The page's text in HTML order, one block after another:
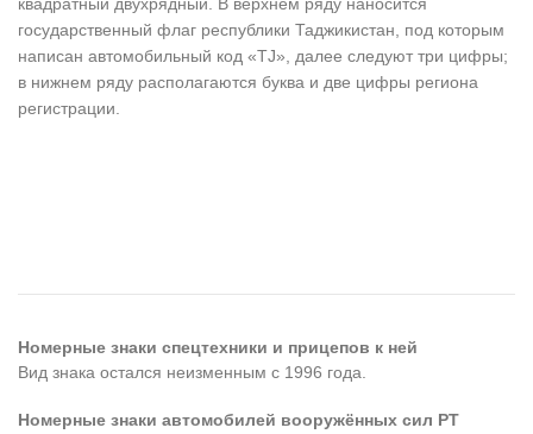
квадратный двухрядный. В верхнем ряду наносится
государственный флаг республики Таджикистан, под которым
написан автомобильный код «TJ», далее следуют три цифры;
в нижнем ряду располагаются буква и две цифры региона
регистрации.
Номерные знаки спецтехники и прицепов к ней
Вид знака остался неизменным с 1996 года.
Номерные знаки автомобилей вооружённых сил РТ